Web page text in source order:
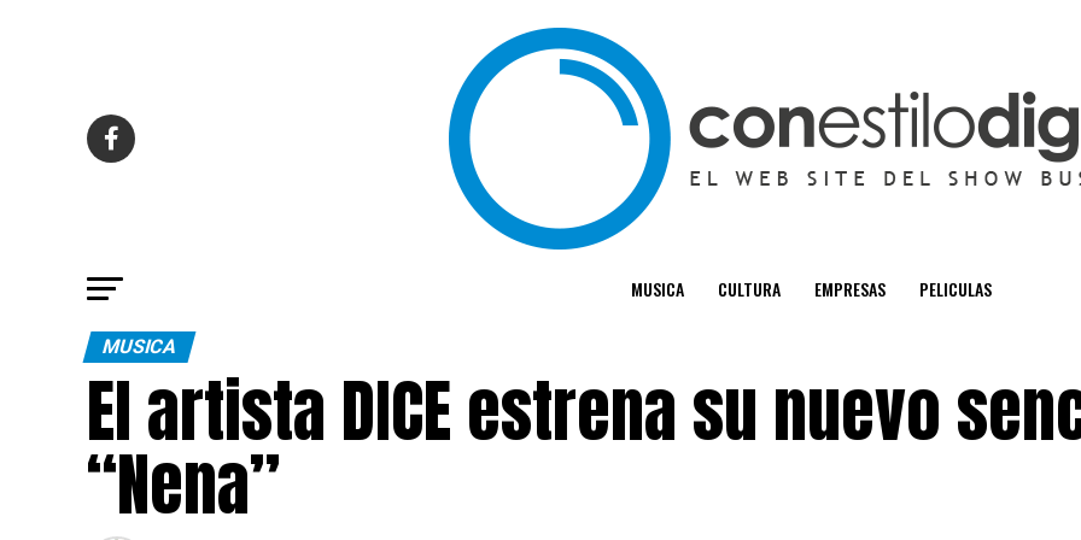
MUSICA CULTURA EMPRESAS PELICULAS
MUSICA
El artista DICE estrena su nuevo
“Nena”